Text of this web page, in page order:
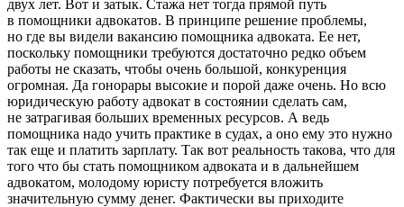
двух лет. Вот и затык. Стажа нет тогда прямой путь
в помощники адвокатов. В принципе решение проблемы,
но где вы видели вакансию помощника адвоката. Ее нет,
поскольку помощники требуются достаточно редко объем
работы не сказать, чтобы очень большой, конкуренция
огромная. Да гонорары высокие и порой даже очень. Но всю
юридическую работу адвокат в состоянии сделать сам,
не затрагивая больших временных ресурсов. А ведь
помощника надо учить практике в судах, а оно ему это нужно
так еще и платить зарплату. Так вот реальность такова, что для
того что бы стать помощником адвоката и в дальнейшем
адвокатом, молодому юристу потребуется вложить
значительную сумму денег. Фактически вы приходите